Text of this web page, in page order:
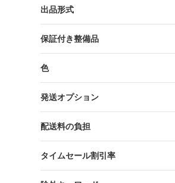
出品形式
保証付き整備品
色
発送オプション
配送料の負担
タイムセール割引率